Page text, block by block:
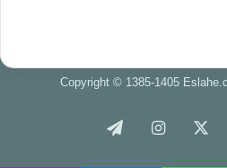
که حرکات نماز را انجام می‌دهند،
بر زبان می‌رانند، ولی دلهایشان
قرائتها و دعاها و تسبیح‌ها
نماز را دربست برای خدا بخوانند و
Copyright © 1385-1405
فیس اینستاگرام